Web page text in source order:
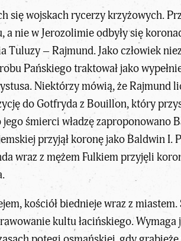
się wojskach rycerzy krzyżowych.
nie w Jerozolimie odbyły się
Tuluzy – Rajmund. Jako człowiek
Pańskiego traktował jako
Niektórzy mówią, że Rajmund
do Gotfryda z Bouillon, który
śmierci władzę zaproponowano
przyjął koronę jako Baldwin I.
wraz z mężem Fulkiem przyjęli
kościół biednieje wraz z
kultu łacińskiego. Wymaga